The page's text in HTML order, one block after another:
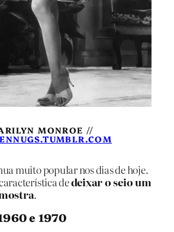
MONROE //
muito popular nos dias de hoje.
dedeixar o seio um
.
e 1970